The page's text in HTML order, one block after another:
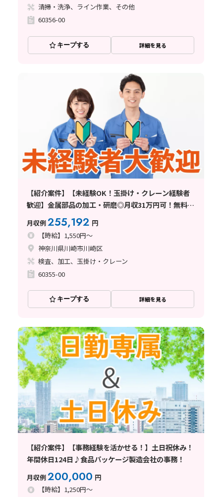
清掃・洗浄、ライン作業、その他
60356-00
キープする 詳細を見る
【紹介案件】【未経験OK！玉掛け・クレーン経験者
歓迎】金属部品の加工・研磨◎月収31万円可！無料送
迎バスあり♪
月収例255,192 円
【時給】1,550円～
神奈川県川崎市川崎区
検査、加工、玉掛け・クレーン
60355-00
キープする 詳細を見る
【紹介案件】【事務経験を活かせる！】土日祝休み！
年間休日124日♪食品パッケージ製造会社の事務！
月収例200,000 円
【時給】1,250円～